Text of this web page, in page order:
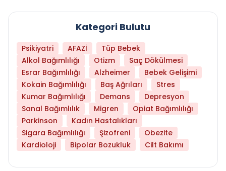
Kategori Bulutu
Psikiyatri AFAZİ
Tüp Bebek
Alkol Bağımlılığı
Otizm
Saç Dökülmesi
Esrar Bağımlılığı
Alzheimer
Bebek Gelişimi
Kokain Bağımlılığı
Baş Ağrıları
Stres
Kumar Bağımlılığı
Demans
Depresyon
Sanal Bağımlılık
Migren
Opiat Bağımlılığı
Parkinson
Kadın Hastalıkları
Sigara Bağımlılığı
Şizofreni
Obezite
Kardioloji
Bipolar Bozukluk Cilt Bakımı